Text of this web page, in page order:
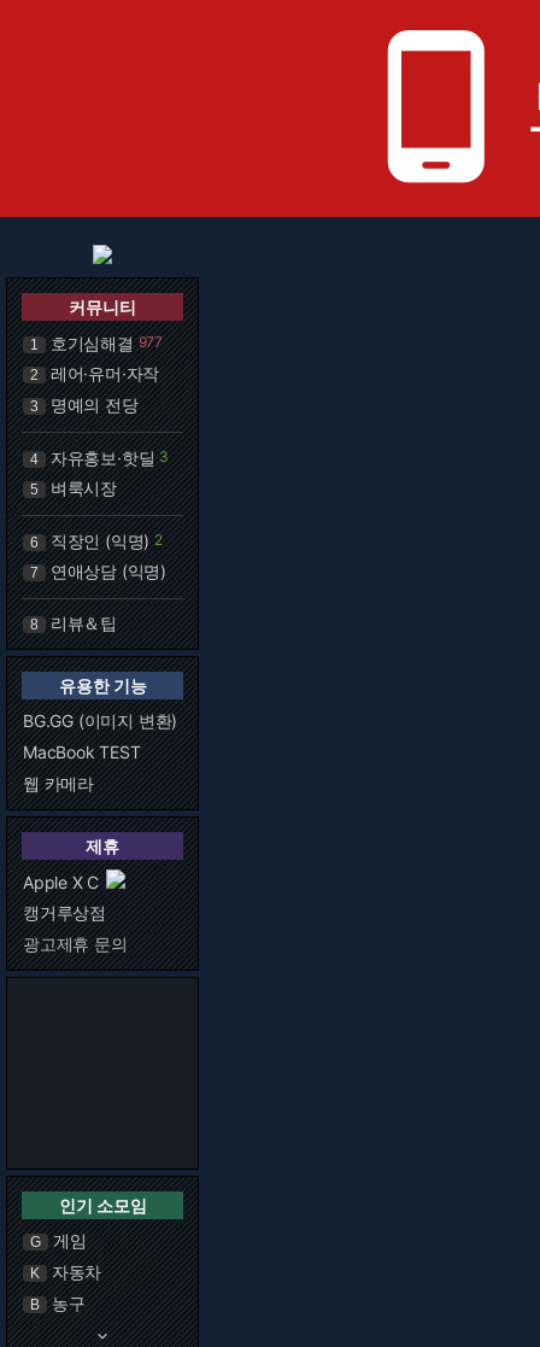
phone_android
커뮤니티
1 호기심해결 977
2 레어·유머·자작
3 명예의 전당
4 자유홍보·핫딜 3
5 벼룩시장
6 직장인 (익명) 2
7 연애상담 (익명)
8 리뷰＆팁
유용한 기능
BG.GG (이미지 변환)
MacBook TEST
웹 카메라
제휴
Apple X C
캥거루상점
광고제휴 문의
인기 소모임
G 게임
K 자동차
B 농구
keyboard_arrow_down